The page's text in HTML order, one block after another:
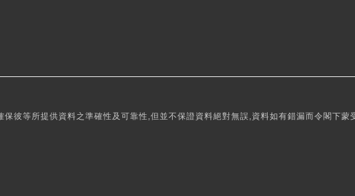
彼等所提供資料之準確性及可靠性,但並不保證資料絕對無誤,資料如有錯漏而令閣下蒙